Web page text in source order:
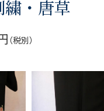
・唐草
（税別）